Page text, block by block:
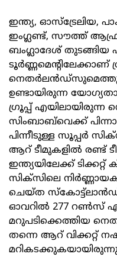
ഇന്ത്യ, ഓസ്ട്രേലിയ,
ഇംഗ്ലണ്ട്, സൗത്ത്
ബംഗ്ലാദേശ് തുടങ്ങിയ
ടൂർണ്ണമെന്റിലേക്കാണ്
ഉണ്ടായിരുന്ന യോഗ്യതാ
ഗ്രൂപ്പ്
സിംബാബ്‌വെക്ക്
പിന്നീടുള്ള സൂപ്പർ
ആറ് ടീമുകളിൽ രണ്ട്
ഇന്ത്യയിലേക്ക്
സിക്സിലെ
ചെയ്ത സ്‌കോട്ട്ലാൻഡ്
ഓവറിൽ 277 റൺസ്
മറുപടിക്കെത്തിയ
തന്നെ ആറ് വിക്കറ്റ്